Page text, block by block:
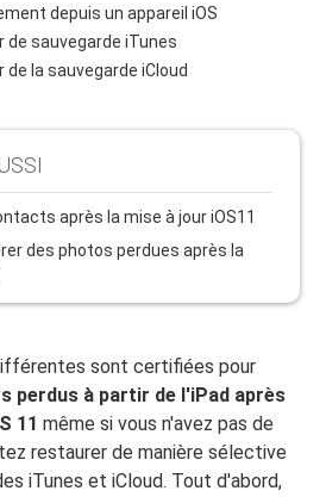
depuis un appareil iOS
de sauvegarde iTunes
de la sauvegarde iCloud
après la mise à jour iOS11
des photos perdues après la
sont certifiées pour
perdus à partir de l'iPad après
11 même si vous n'avez pas de
restaurer de manière sélective
iTunes et iCloud. Tout d'abord,